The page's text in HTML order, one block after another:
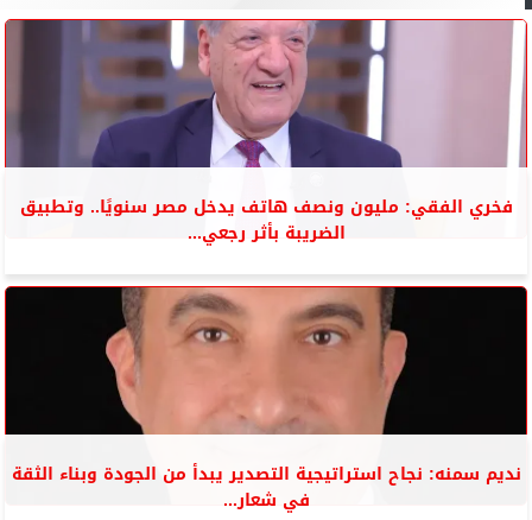
فخري الفقي: مليون ونصف هاتف يدخل مصر سنويًا.. وتطبيق
الضريبة بأثر رجعي...
نديم سمنه: نجاح استراتيجية التصدير يبدأ من الجودة وبناء الثقة
في شعار...